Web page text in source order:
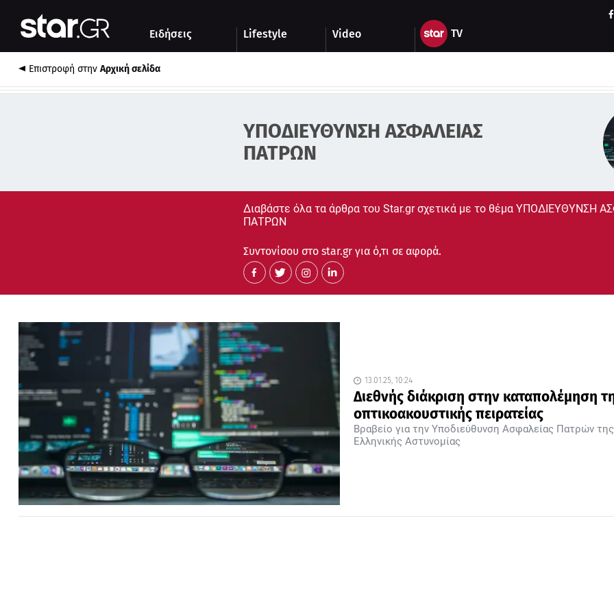
Ειδήσεις Lifestyle Video
Αυτοκίνητο
Επιστροφή στην Αρχική σελίδα
ΥΠΟΔΙΕΥΘΥΝΣΗ ΑΣΦΑΛΕΙΑΣ
ΠΑΤΡΩΝ
Διαβάστε όλα τα άρθρα του Star.gr σχετικά με το θέμα ΥΠΟΔΙΕΥΘΥΝΣΗ
ΠΑΤΡΩΝ
Συντονίσου στο star.gr για ό,τι σε αφορά.
13.01.25, 10:24
Διεθνής διάκριση στην καταπολέμηση
οπτικοακουστικής πειρατείας
Βραβείο για την Υποδιεύθυνση Ασφαλείας Πατρών της
Ελληνικής Αστυνομίας